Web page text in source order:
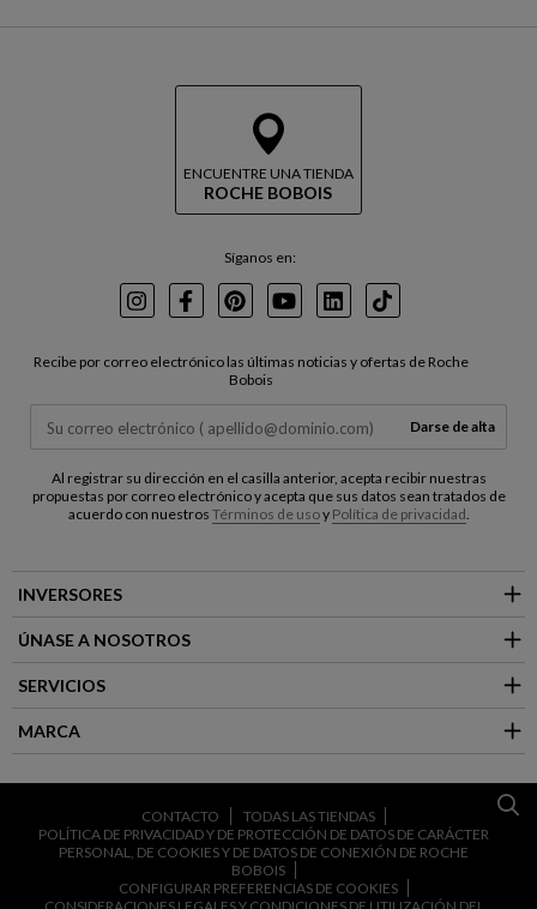
ENCUENTRE UNA TIENDA
ROCHE BOBOIS
Síganos en:
InstagramFacebookPinterest
YoutubeLinkedInTikTok
Recibe por correo electrónico las últimas noticias y ofertas de Roche
Bobois
Darse de alta
Al registrar su dirección en el casilla anterior, acepta recibir nuestras
propuestas por correo electrónico y acepta que sus datos sean tratados de
acuerdo con nuestros Términos de usoy Política de privacidad
INVERSORES
ÚNASE A NOSOTROS
SERVICIOS
MARCA
CONTACTO
TODAS LAS TIENDAS
POLÍTICA DE PRIVACIDAD Y DE PROTECCIÓN DE DATOS DE CARÁCTER
PERSONAL, DE COOKIES Y DE DATOS DE CONEXIÓN DE ROCHE
BOBOIS
CONFIGURAR PREFERENCIAS DE COOKIES